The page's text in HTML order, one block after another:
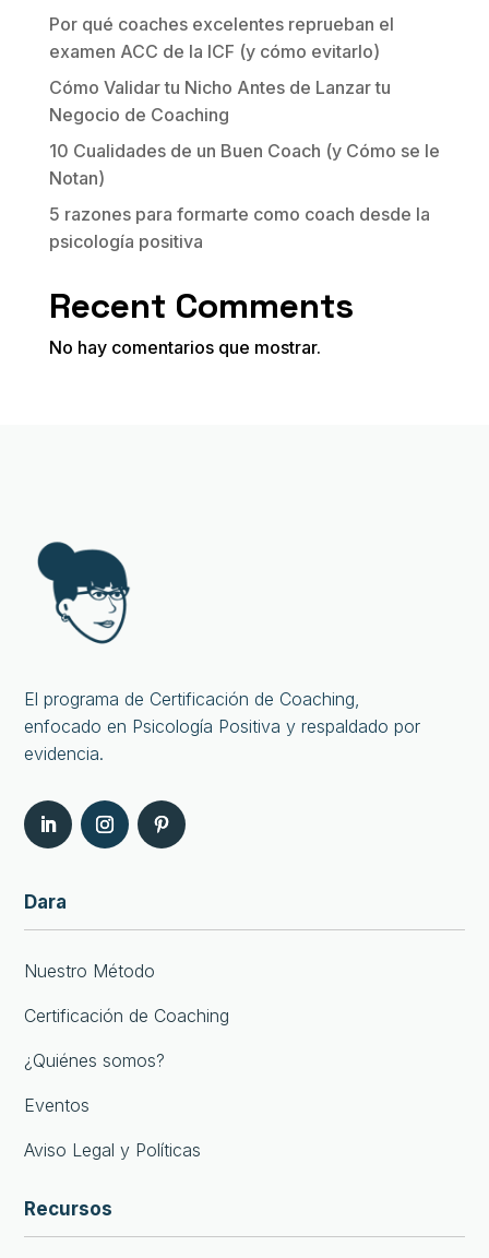
Por qué coaches excelentes reprueban el
examen ACC de la ICF (y cómo evitarlo)
Cómo Validar tu Nicho Antes de Lanzar tu
Negocio de Coaching
10 Cualidades de un Buen Coach (y Cómo se le
Notan)
5 razones para formarte como coach desde la
psicología positiva
Recent Comments
No hay comentarios que mostrar.
El programa de Certificación de Coaching,
enfocado en Psicología Positiva y respaldado por
evidencia.
Dara
Nuestro Método
Certificación de Coaching
¿Quiénes somos?
Eventos
Aviso Legal y Políticas
Recursos